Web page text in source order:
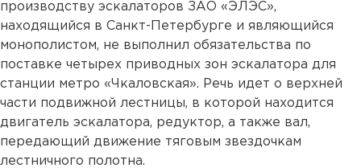
производству эскалаторов ЗАО «ЭЛЭС»,
находящийся в Санкт-Петербурге и являющийся
монополистом, не выполнил обязательства по
поставке четырех приводных зон эскалатора для
станции метро «Чкаловская». Речь идет о верхней
части подвижной лестницы, в которой находится
двигатель эскалатора, редуктор, а также вал,
передающий движение тяговым звездочкам
лестничного полотна.